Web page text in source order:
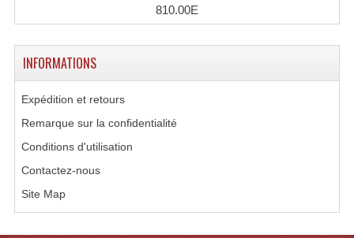
Système Sans Fil In-Ear Monitoring
Controleurs DJ USB / MP3
Lumière
810.00E
INFORMATIONS
Expédition et retours
Remarque sur la confidentialité
Conditions d'utilisation
Contactez-nous
Site Map